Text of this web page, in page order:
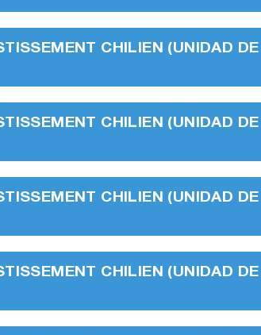
CHILIEN (UNIDAD DE
CHILIEN (UNIDAD DE
CHILIEN (UNIDAD DE
CHILIEN (UNIDAD DE